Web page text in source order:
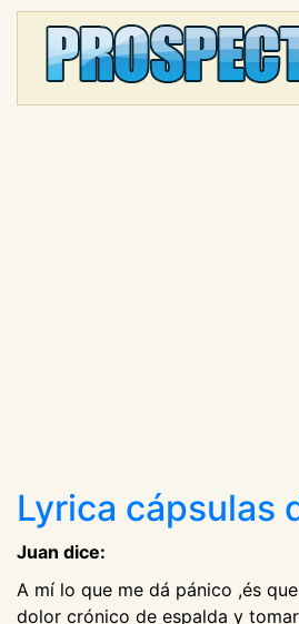
Lyrica cápsulas
Juan dice:
A mí lo que me dá pánico ,és
dolor crónico de espalda y